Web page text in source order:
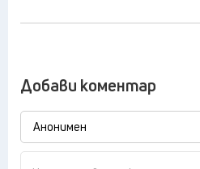
Добави коментар